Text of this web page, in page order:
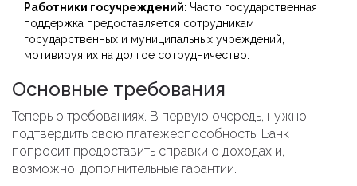
Работники госучреждений: Часто государственная
поддержка предоставляется сотрудникам
государственных и муниципальных учреждений,
мотивируя их на долгое сотрудничество.
Основные требования
Теперь о требованиях. В первую очередь, нужно
подтвердить свою платежеспособность. Банк
попросит предоставить справки о доходах и,
возможно, дополнительные гарантии.